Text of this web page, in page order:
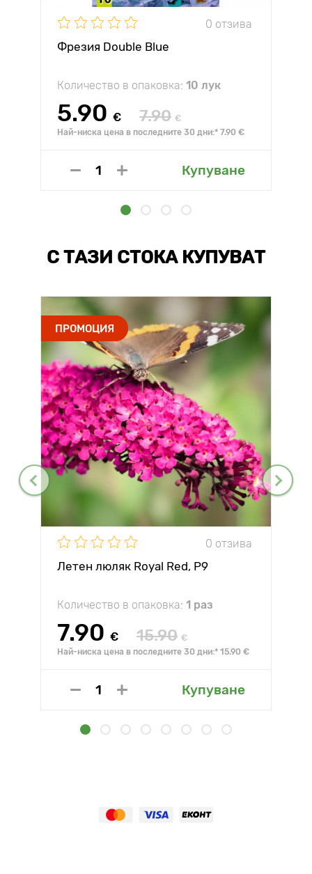
0 отзива
Фрезия Double Blue
Количество в опаковка: 10 лук
5.90 € 7.90 €
Най-ниска цена в последните 30 дни:* 7.90 €
Купуване
С ТАЗИ СТОКА КУПУВАТ
ПРОМОЦИЯ
0 отзива
Летен люляк Royal Red, P9
Количество в опаковка: 1 раз
7.90 € 15.90 €
Най-ниска цена в последните 30 дни:* 15.90 €
Купуване